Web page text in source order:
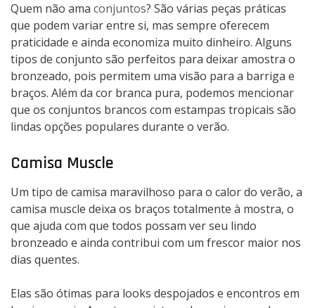
Quem não ama conjuntos? São várias peças práticas
que podem variar entre si, mas sempre oferecem
praticidade e ainda economiza muito dinheiro. Alguns
tipos de conjunto são perfeitos para deixar amostra o
bronzeado, pois permitem uma visão para a barriga e
braços. Além da cor branca pura, podemos mencionar
que os conjuntos brancos com estampas tropicais são
lindas opções populares durante o verão.
Camisa Muscle
Um tipo de camisa maravilhoso para o calor do verão, a
camisa muscle deixa os braços totalmente à mostra, o
que ajuda com que todos possam ver seu lindo
bronzeado e ainda contribui com um frescor maior nos
dias quentes.
Elas são ótimas para looks despojados e encontros em